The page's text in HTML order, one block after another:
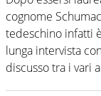
cognome
tedeschino infatti
lunga intervista
discusso tra i vari